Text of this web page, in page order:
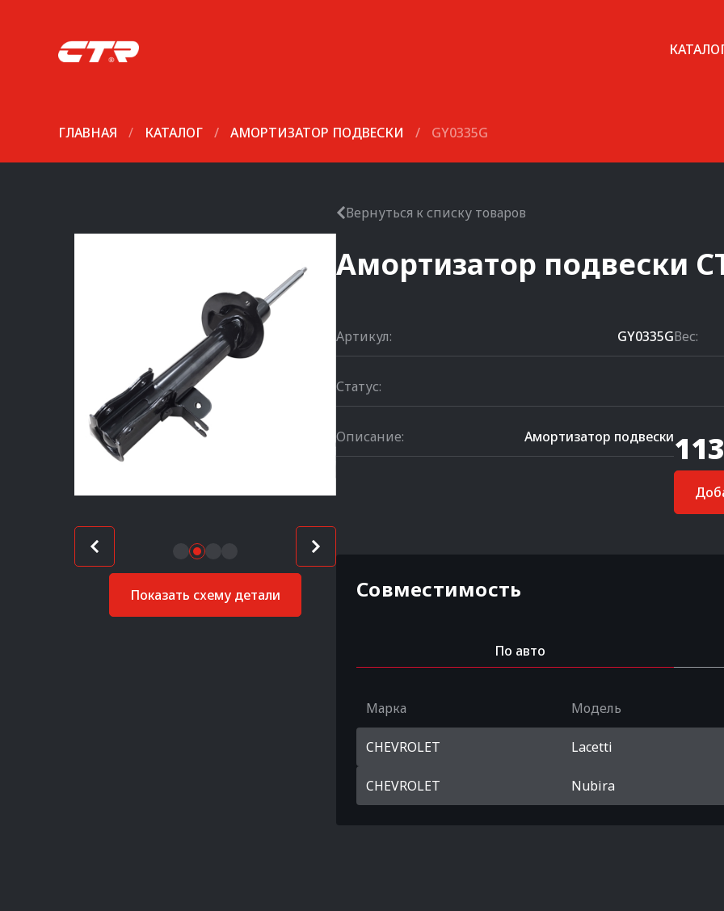
ГЛАВНАЯ / КАТАЛОГ / АМОРТИЗАТОР ПОДВЕСКИ / GY0335G
Показать схему детали
Вернуться к списку товаров
Амортизатор подвески
Артикул: GY0335GВес:
Статус:
Описание: Амортизатор подвески
Совместимость
По авто
Марка Модель
CHEVROLET Lacetti
CHEVROLET Nubira